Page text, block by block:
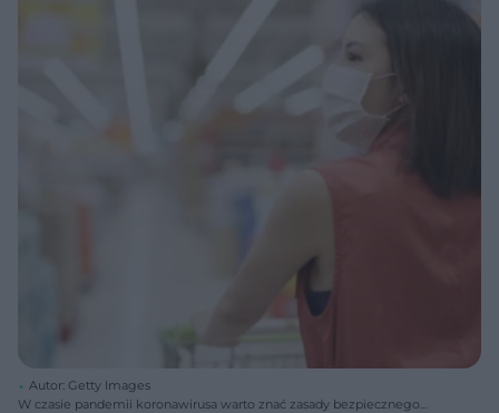
Autor: Getty Images
W czasie pandemii koronawirusa warto znać zasady bezpiecznego